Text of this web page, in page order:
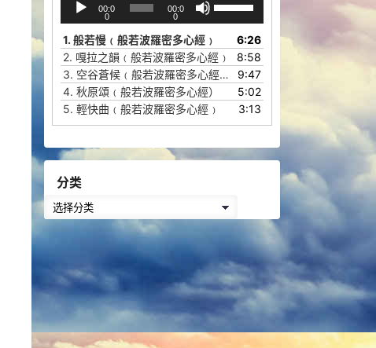
播
放
器
00:0
0
00:0
0
/
下
箭
头
键
增
高
1. 般若慢﹙般若波羅密多心經﹚
6:26
2. 嘎拉之韻﹙般若波羅密多心經﹚
8:58
3. 空谷蒼候﹙般若波羅密多心經﹚
9:47
4. 秋原頌﹙般若波羅密多心經）
5:02
5. 輕快曲﹙般若波羅密多心經﹚ 3:13
分类
分
类